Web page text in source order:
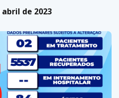
abril de 2023